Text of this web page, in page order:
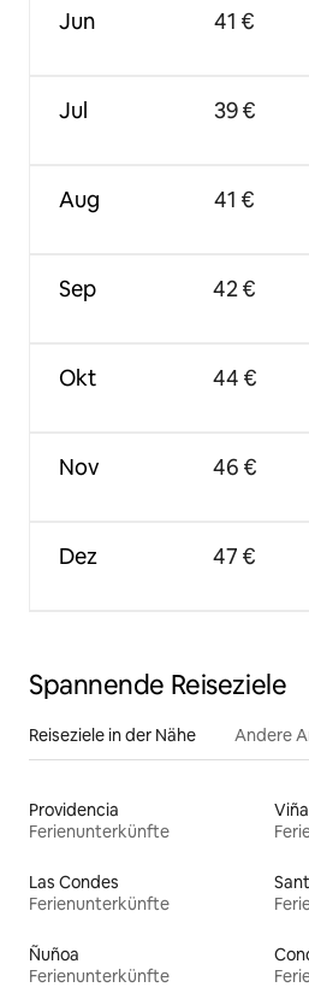
Jun
Jul
Aug
Sep
Okt
Nov
Dez
41 €
39 €
41 €
42 €
44 €
46 €
47 €
Spannende Reiseziele
Reiseziele in der Nähe Andere
Providencia
Ferienunterkünfte
Las Condes
Ferienunterkünfte
Ñuñoa
Ferienunterkünfte